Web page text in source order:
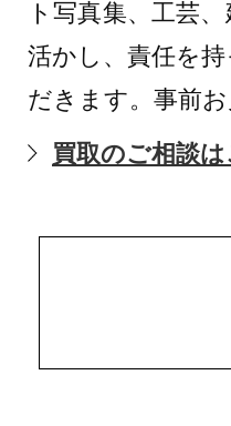
ト写真集、工芸
活かし、責任を
だきます。事前
買取のご相談